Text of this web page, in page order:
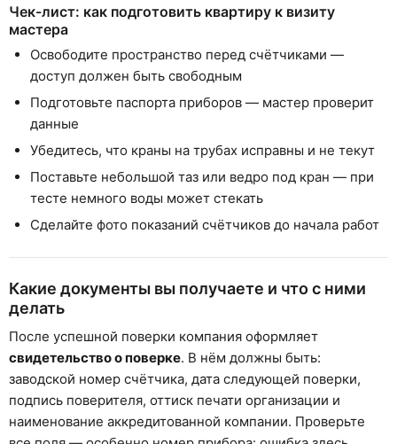
Чек-лист: как подготовить квартиру к визиту
мастера
Освободите пространство перед счётчиками —
доступ должен быть свободным
Подготовьте паспорта приборов — мастер проверит
данные
Убедитесь, что краны на трубах исправны и не текут
Поставьте небольшой таз или ведро под кран — при
тесте немного воды может стекать
Сделайте фото показаний счётчиков до начала работ
Какие документы вы получаете и что с ними
делать
После успешной поверки компания оформляет
свидетельство о поверке. В нём должны быть:
заводской номер счётчика, дата следующей поверки,
подпись поверителя, оттиск печати организации и
наименование аккредитованной компании. Проверьте